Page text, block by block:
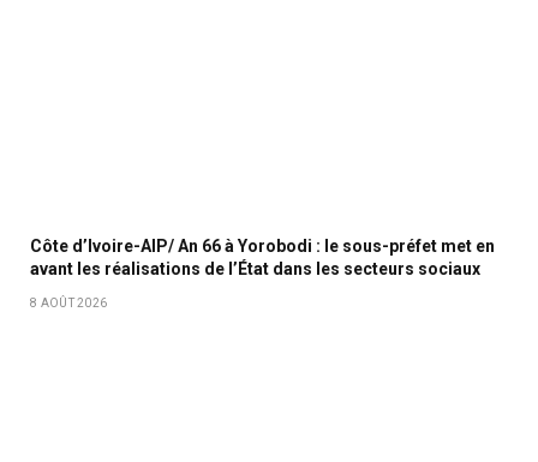
Côte d’Ivoire-AIP/ An 66 à Yorobodi : le sous-préfet met en
avant les réalisations de l’État dans les secteurs sociaux
8 AOÛT 2026